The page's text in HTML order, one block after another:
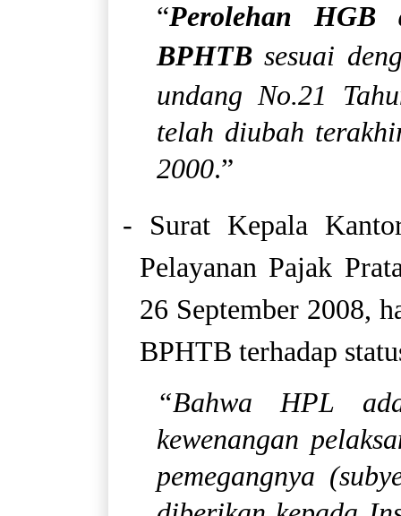
“Perolehan HGB
BPHTBsesuai
undang No.21
telah diubah
2000.”
- Surat Kepala
Pelayanan Pajak
26 September 2008,
BPHTB terhadap
“Bahwa HPL
kewenangan
pemegangnya